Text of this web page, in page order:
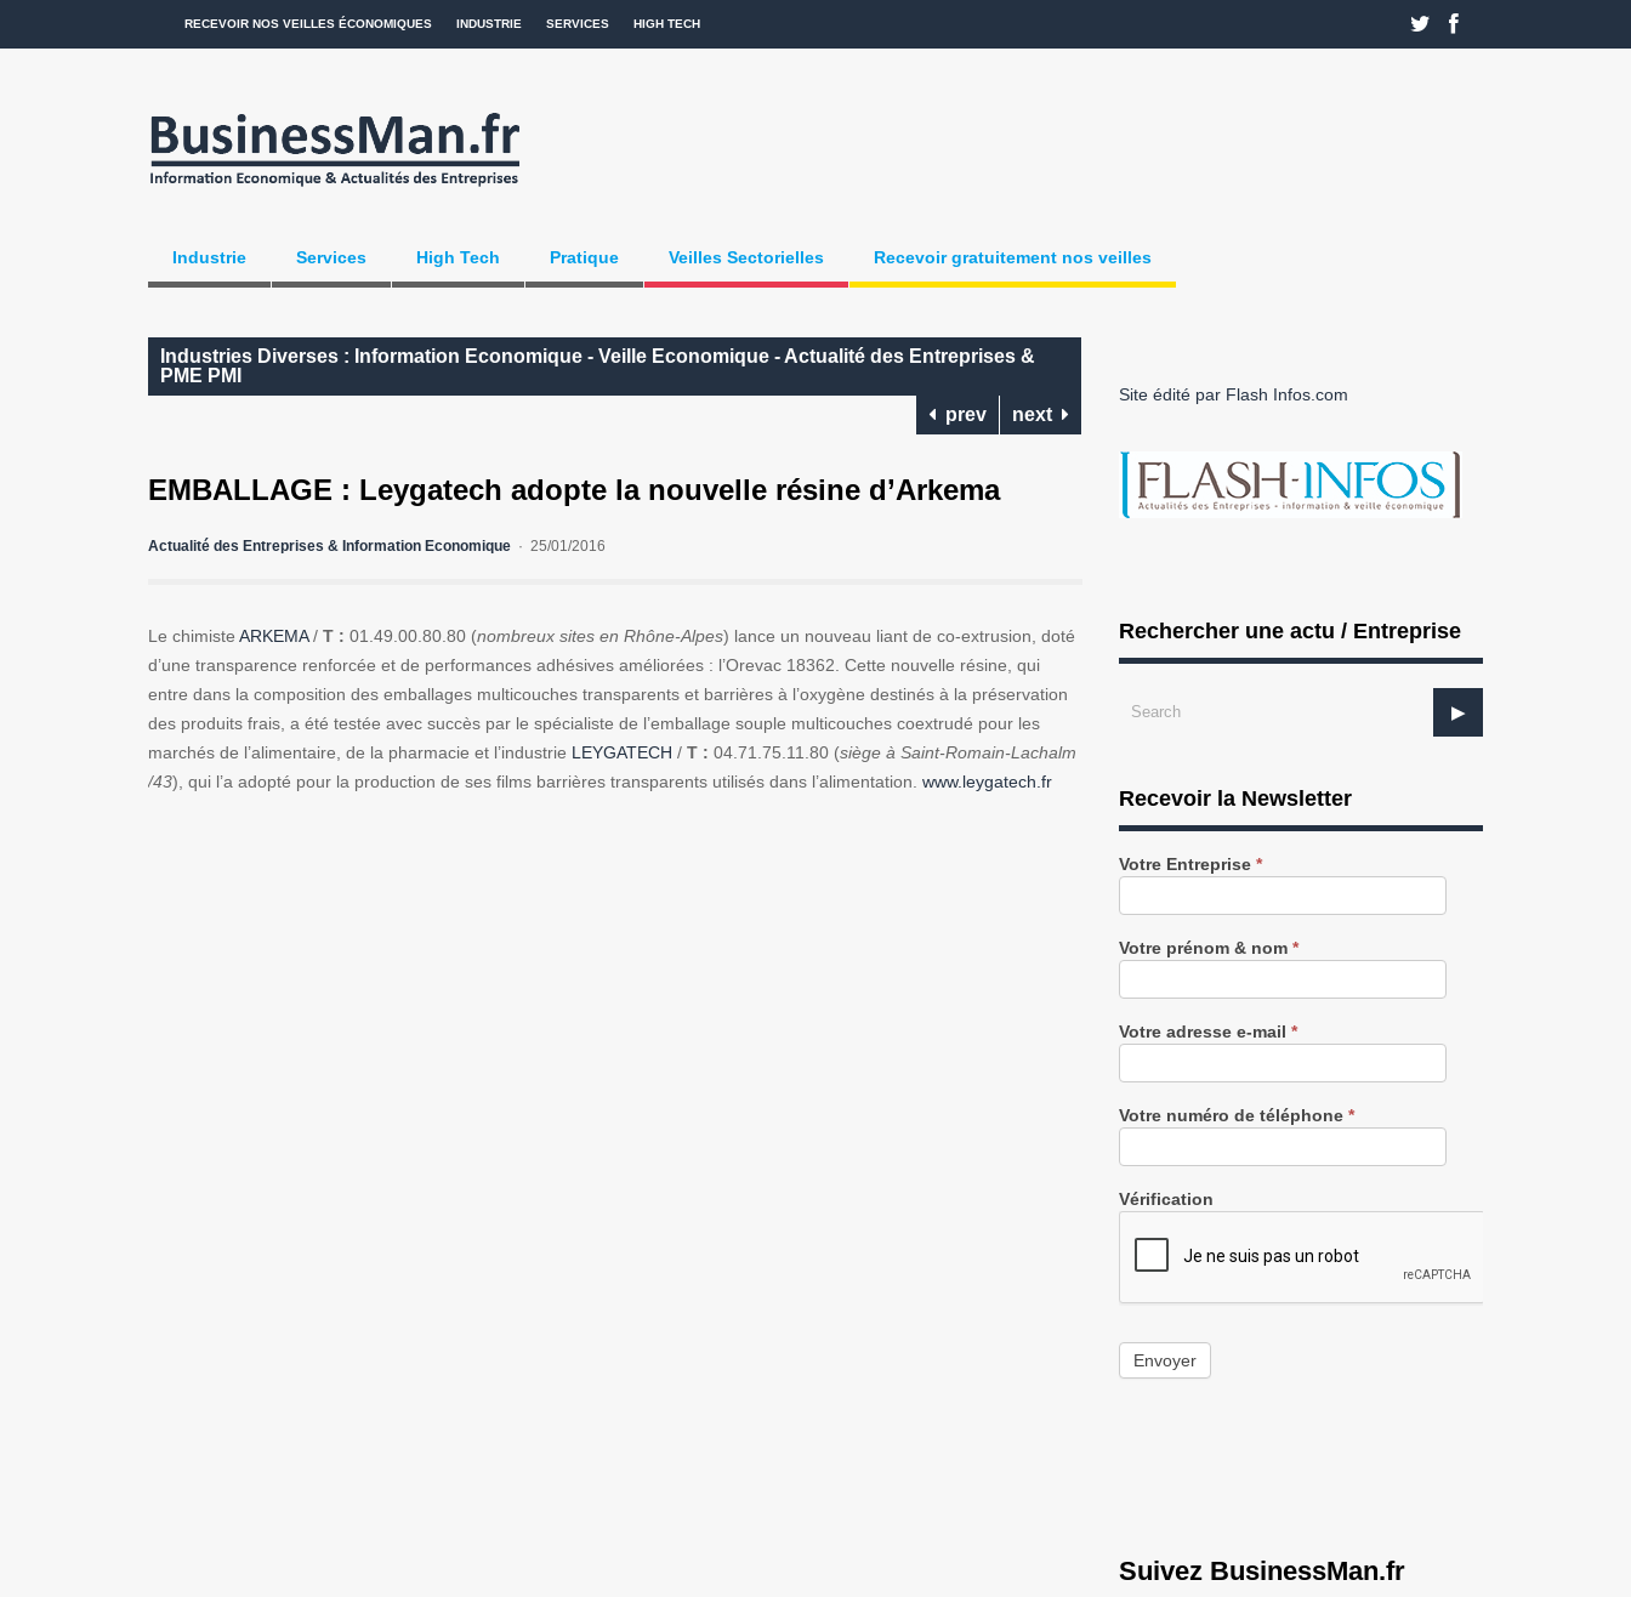
RECEVOIR NOS VEILLES ÉCONOMIQUES INDUSTRIE SERVICES HIGH TECH
Industrie Services High Tech Pratique Veilles Sectorielles Recevoir gratuitement nos veilles
Industries Diverses : Information Economique - Veille Economique - Actualité des Entreprises &
PME PMI
prev
next
EMBALLAGE : Leygatech adopte la nouvelle résine d’Arkema
Actualité des Entreprises & Information Economique 25/01/2016
Le chimiste ARKEMA/ T : 01.49.00.80.80 (nombreux sites en Rhône-Alpes) lance un nouveau liant de co-extrusion, doté
d’une transparence renforcée et de performances adhésives améliorées : l’Orevac 18362. Cette nouvelle résine, qui
entre dans la composition des emballages multicouches transparents et barrières à l’oxygène destinés à la préservation
des produits frais, a été testée avec succès par le spécialiste de l’emballage souple multicouches coextrudé pour les
marchés de l’alimentaire, de la pharmacie et l’industrie LEYGATECH / T : 04.71.75.11.80 (siège à Saint-Romain-Lachalm
/43), qui l’a adopté pour la production de ses films barrières transparents utilisés dans l’alimentation. www.leygatech.fr
Site édité par Flash Infos.com
Rechercher une actu / Entreprise
Recevoir la Newsletter
Recevez
notre
gratuitement
Votre Entreprise *
Votre prénom & nom *
Votre adresse e-mail *
Votre numéro de téléphone *
Vérification
Envoyer
Suivez BusinessMan.fr